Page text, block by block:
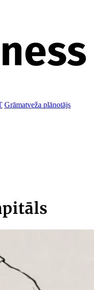
Grāmatveža plānotājs